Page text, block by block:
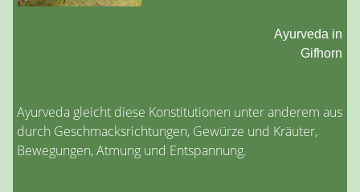
Ayurveda in
Gifhorn
Ayurveda gleicht diese Konstitutionen unter anderem aus
durch Geschmacksrichtungen, Gewürze und Kräuter,
Bewegungen, Atmung und Entspannung.